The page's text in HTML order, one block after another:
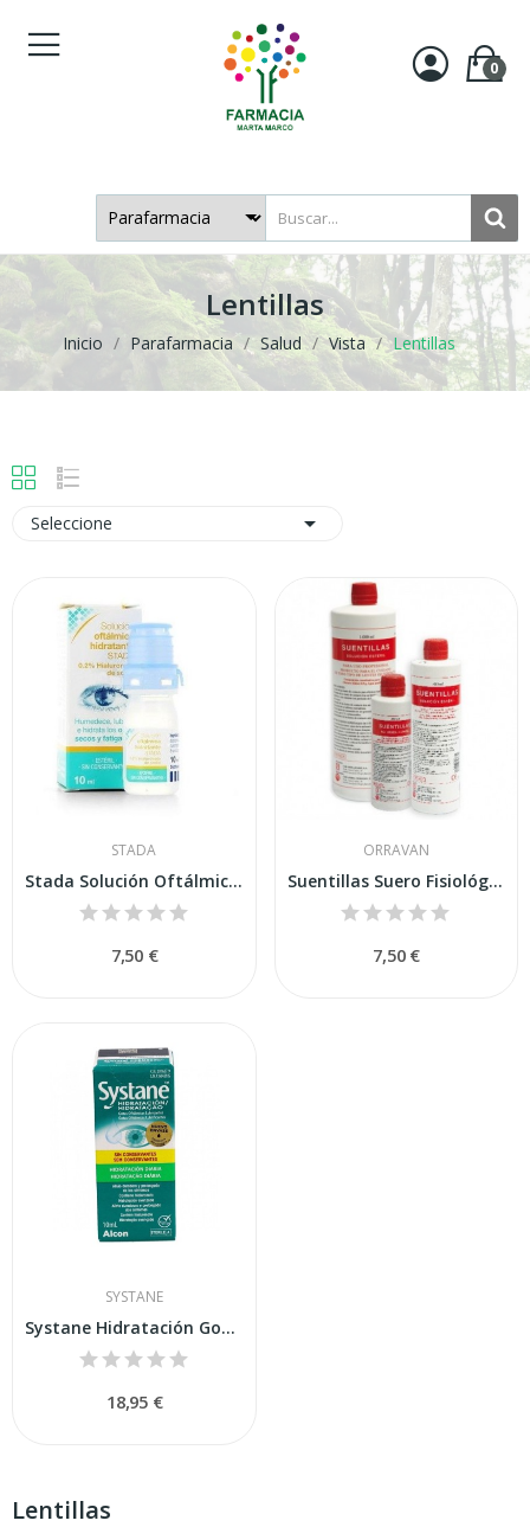
0
Lentillas
Inicio Parafarmacia Salud Vista Lentillas
Lentillas
Seleccione 
STADA
Stada Solución Oftálmica Hidratante 0,2%...
7,50 €
ORRAVAN
Suentillas Suero Fisiológico Lentillas 1000ml
7,50 €
SYSTANE
Systane Hidratación Gotas Oftálmicas...
18,95 €